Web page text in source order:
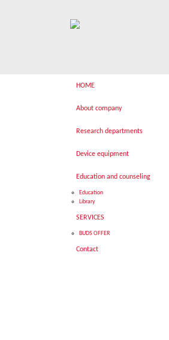
HOME
About company
Research departments
Device equipment
Education and counseling
Education
Library
SERVICES
BUDS OFFER
Contact